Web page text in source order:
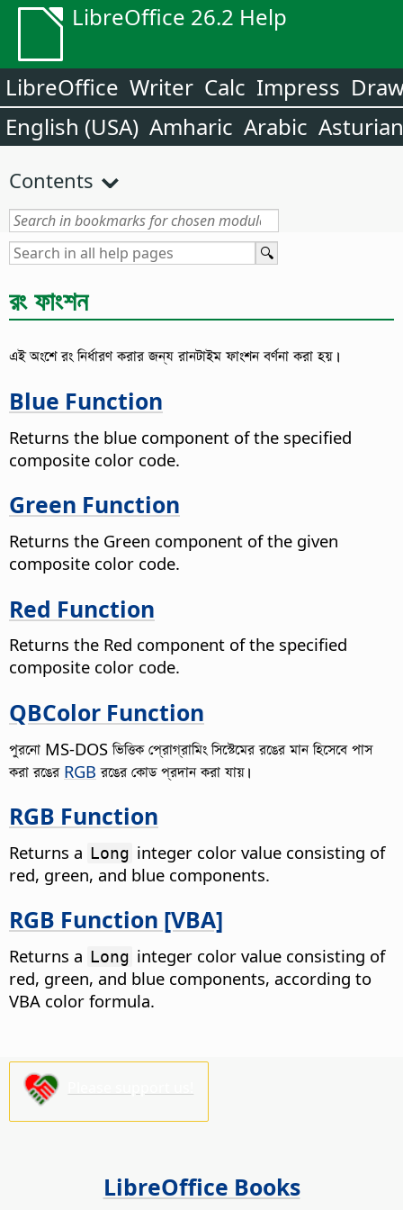
LibreOffice 26.2 Help
LibreOffice Writer Calc Impress
English (USA) Amharic Arabic Asturian
Contents
রং ফাংশন
এই অংশে রং নির্ধারণ করার জন্য রানটাইম ফাংশন বর্ণনা করা হয়।
Blue Function
Returns the blue component of the specified
composite color code.
Green Function
Returns the Green component of the given
composite color code.
Red Function
Returns the Red component of the specified
composite color code.
QBColor Function
পুরনো MS-DOS ভিত্তিক প্রোগ্রামিং সিস্টেমের রঙের মান হিসেবে পাস
করা রঙের RGB রঙের কোড প্রদান করা যায়।
RGB Function
Returns a Long integer color value consisting of
red, green, and blue components.
RGB Function [VBA]
Returns a Long integer color value consisting of
red, green, and blue components, according to
VBA color formula.
LibreOffice Books